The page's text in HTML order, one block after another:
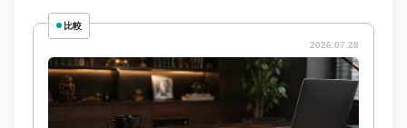
比較
2026.07.28